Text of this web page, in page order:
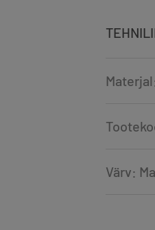
Värv: